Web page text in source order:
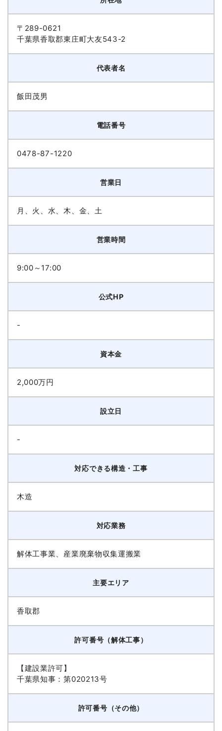
〒289-0621
千葉県香取郡東庄町大友543-2
代表者名
飯田茂男
電話番号
0478-87-1220
営業日
月、火、水、木、金、土
営業時間
9:00～17:00
公式HP
-
資本金
2,000万円
設立日
-
対応できる構造・工事
木造
対応業務
解体工事業、産業廃棄物収集運搬業
主要エリア
香取郡
許可番号（解体工事）
【建設業許可】
千葉県知事：第020213号
許可番号（その他）